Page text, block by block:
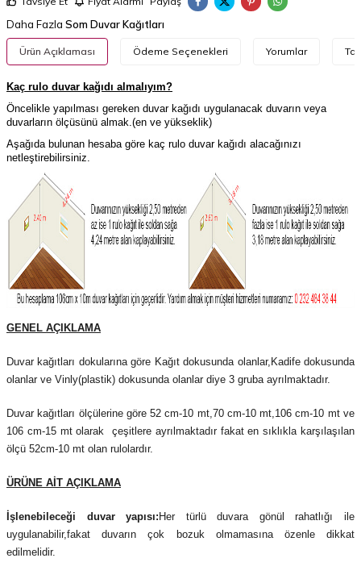
Daha Fazla Som Duvar Kağıtları
Ürün Açıklaması Ödeme Seçenekleri Yorumlar
Kaç rulo duvar kağıdı almalıyım?
Öncelikle yapılması gereken duvar kağıdı uygulanacak duvarın veya
duvarların ölçüsünü almak.(en ve yükseklik)
Aşağıda bulunan hesaba göre kaç rulo duvar kağıdı alacağınızı
netleştirebilirsiniz.
GENEL AÇIKLAMA
Duvar kağıtları dokularına göre Kağıt dokusunda olanlar,Kadife dokusunda
olanlar ve Vinly(plastik) dokusunda olanlar diye 3 gruba ayrılmaktadır.
Duvar kağıtları ölçülerine göre 52 cm-10 mt,70 cm-10 mt,106 cm-10 mt ve
106 cm-15 mt olarak çeşitlere ayrılmaktadır fakat en sıklıkla karşılaşılan
ölçü 52cm-10 mt olan rulolardır.
ÜRÜNE AİT AÇIKLAMA
İşlenebileceği duvar yapısı: Her türlü duvara gönül rahatlığı ile
uygulanabilir,fakat duvarın çok bozuk olmamasına özenle dikkat
edilmelidir.